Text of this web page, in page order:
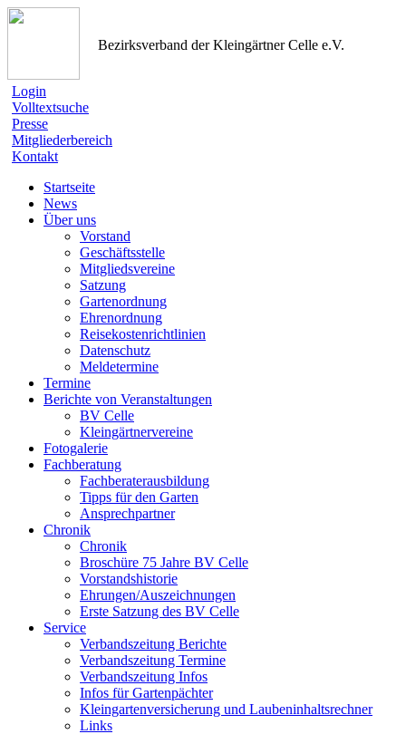
Bezirksverband der Kleingärtner Celle e.V.
Login
Volltextsuche
Presse
Mitgliederbereich
Kontakt
Startseite
News
Über uns
Vorstand
Geschäftsstelle
Mitgliedsvereine
Satzung
Gartenordnung
Ehrenordnung
Reisekostenrichtlinien
Datenschutz
Meldetermine
Termine
Berichte von Veranstaltungen
BV Celle
Kleingärtnervereine
Fotogalerie
Fachberatung
Fachberaterausbildung
Tipps für den Garten
Ansprechpartner
Chronik
Chronik
Broschüre 75 Jahre BV Celle
Vorstandshistorie
Ehrungen/Auszeichnungen
Erste Satzung des BV Celle
Service
Verbandszeitung Berichte
Verbandszeitung Termine
Verbandszeitung Infos
Infos für Gartenpächter
Kleingartenversicherung und Laubeninhaltsrechner
Links